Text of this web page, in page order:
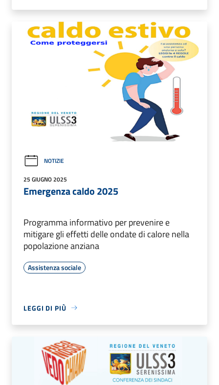
NOTIZIE
25 GIUGNO 2025
Emergenza caldo 2025
Programma informativo per prevenire e
mitigare gli effetti delle ondate di calore nella
popolazione anziana
Assistenza sociale
LEGGI DI PIÙ